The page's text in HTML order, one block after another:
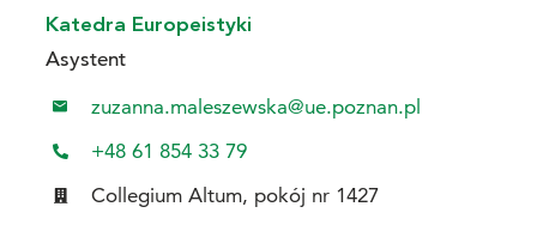
Katedra Europeistyki
Asystent
zuzanna.maleszewska@ue.poznan.pl
+48 61 854 33 79
Collegium Altum, pokój nr 1427